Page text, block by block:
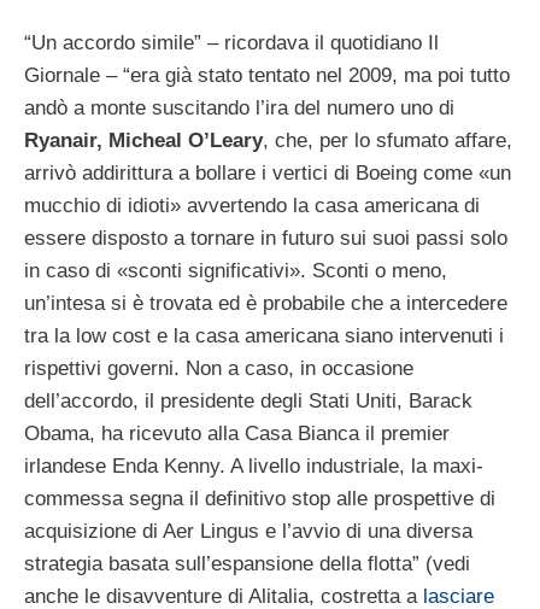
“Un accordo simile” – ricordava il quotidiano Il
Giornale – “era già stato tentato nel 2009, ma poi tutto
andò a monte suscitando l’ira del numero uno di
Ryanair, Micheal O’Leary, che, per lo sfumato affare,
arrivò addirittura a bollare i vertici di Boeing come «un
mucchio di idioti» avvertendo la casa americana di
essere disposto a tornare in futuro sui suoi passi solo
in caso di «sconti significativi». Sconti o meno,
un’intesa si è trovata ed è probabile che a intercedere
tra la low cost e la casa americana siano intervenuti i
rispettivi governi. Non a caso, in occasione
dell’accordo, il presidente degli Stati Uniti, Barack
Obama, ha ricevuto alla Casa Bianca il premier
irlandese Enda Kenny. A livello industriale, la maxi-
commessa segna il definitivo stop alle prospettive di
acquisizione di Aer Lingus e l’avvio di una diversa
strategia basata sull’espansione della flotta” (vedi
anche le disavventure di Alitalia, costretta a lasciare